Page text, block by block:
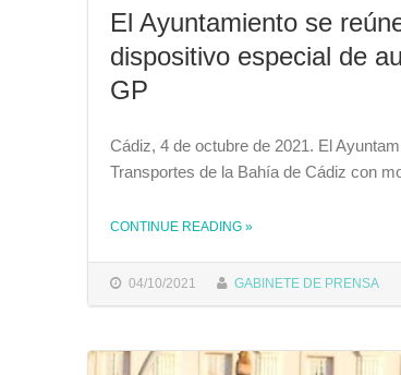
El Ayuntamiento se
dispositivo especial de
GP
04/10/2021 GABINETE DE PRENSA
Cádiz, 4 de octubre de 2021. El
Transportes de la Bahía de Cádiz con
CONTINUE READING »